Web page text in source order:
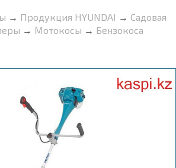
→ Продукция HYUNDAI → Садовая
→ Мотокосы → Бензокоса